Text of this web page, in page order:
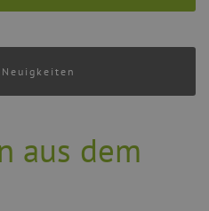
aus dem